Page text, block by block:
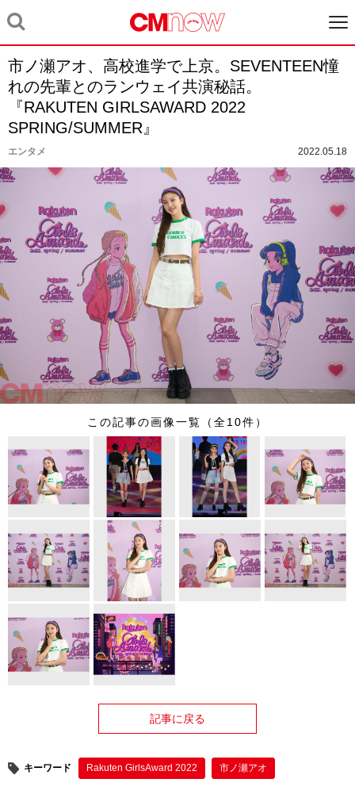
市ノ瀬アオ、高校進学で上京。SEVENTEEN憧
れの先輩とのランウェイ共演秘話。
『RAKUTEN GIRLSAWARD 2022
SPRING/SUMMER』
エンタメ 2022.05.18
この記事の画像一覧（全10件）
記事に戻る
キーワード Rakuten GirlsAward 2022 市ノ瀬アオ